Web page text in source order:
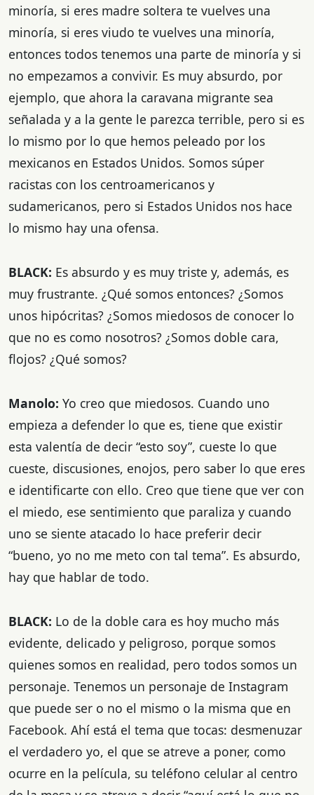
minoría, si eres madre soltera te vuelves una
minoría, si eres viudo te vuelves una minoría,
entonces todos tenemos una parte de minoría y si
no empezamos a convivir. Es muy absurdo, por
ejemplo, que ahora la caravana migrante sea
señalada y a la gente le parezca terrible, pero si es
lo mismo por lo que hemos peleado por los
mexicanos en Estados Unidos. Somos súper
racistas con los centroamericanos y
sudamericanos, pero si Estados Unidos nos hace
lo mismo hay una ofensa.
BLACK: Es absurdo y es muy triste y, además, es
muy frustrante. ¿Qué somos entonces? ¿Somos
unos hipócritas? ¿Somos miedosos de conocer lo
que no es como nosotros? ¿Somos doble cara,
flojos? ¿Qué somos?
Manolo: Yo creo que miedosos. Cuando uno
empieza a defender lo que es, tiene que existir
esta valentía de decir “esto soy”, cueste lo que
cueste, discusiones, enojos, pero saber lo que eres
e identificarte con ello. Creo que tiene que ver con
el miedo, ese sentimiento que paraliza y cuando
uno se siente atacado lo hace preferir decir
“bueno, yo no me meto con tal tema”. Es absurdo,
hay que hablar de todo.
BLACK: Lo de la doble cara es hoy mucho más
evidente, delicado y peligroso, porque somos
quienes somos en realidad, pero todos somos un
personaje. Tenemos un personaje de Instagram
que puede ser o no el mismo o la misma que en
Facebook. Ahí está el tema que tocas: desmenuzar
el verdadero yo, el que se atreve a poner, como
ocurre en la película, su teléfono celular al centro